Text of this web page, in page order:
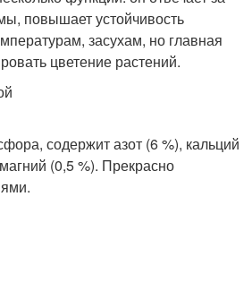
повышает устойчивость
засухам, но главная
цветение растений.
содержит азот (6 %), кальций
(0,5 %). Прекрасно